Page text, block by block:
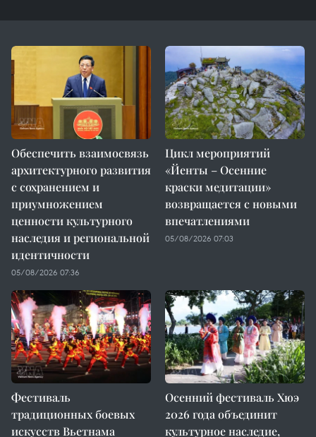
Обеспечить взаимосвязь
архитектурного развития
с сохранением и
приумножением
ценности культурного
наследия и региональной
идентичности
05/08/2026 07:36
Цикл мероприятий
«Йенты – Осенние
краски медитации»
возвращается с новыми
впечатлениями
05/08/2026 07:03
Фестиваль
традиционных боевых
искусств Вьетнама
Осенний фестиваль Хюэ
2026 года объединит
культурное наследие,